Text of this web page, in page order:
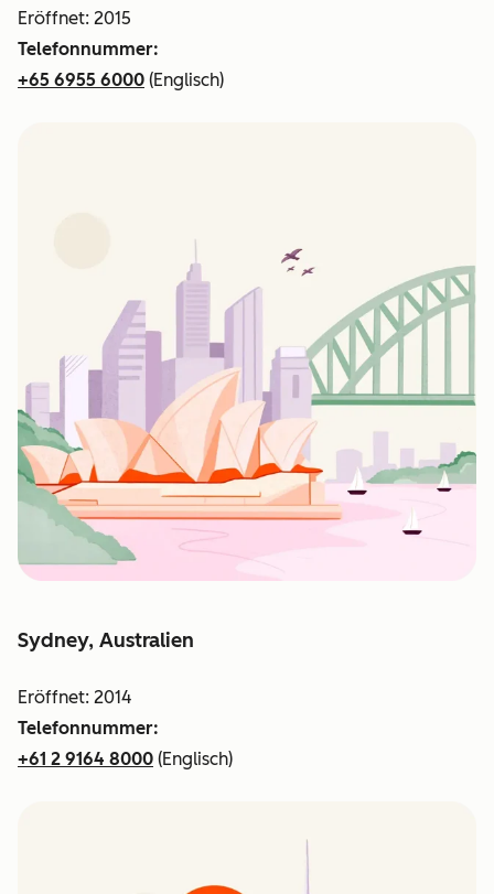
Eröffnet: 2015
Telefonnummer:
+65 6955 6000 (Englisch)
Sydney, Australien
Eröffnet: 2014
Telefonnummer:
+61 2 9164 8000 (Englisch)